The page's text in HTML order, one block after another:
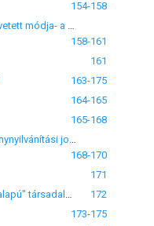
154-158
158-161
161
163-175
164-165
165-168
168-170
171
172
173-175